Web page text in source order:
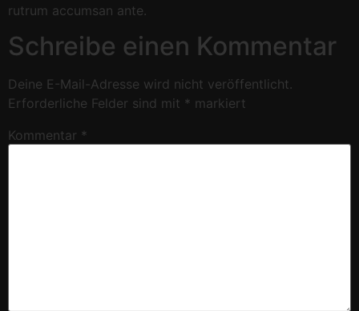
rutrum accumsan ante.
Schreibe einen Kommentar
Deine E-Mail-Adresse wird nicht veröffentlicht.
Erforderliche Felder sind mit * markiert
Kommentar *